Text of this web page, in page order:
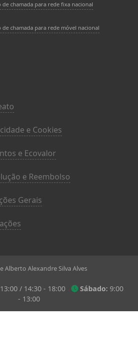
de chamada para rede fixa nacional
de chamada para rede móvel nacional
e Cookies
e Ecovalor
e Reembolso
Gerais
Alberto Alexandre Silva Alves
/ 14:30 - 18:00 Sábado: 9:00
- 13:00